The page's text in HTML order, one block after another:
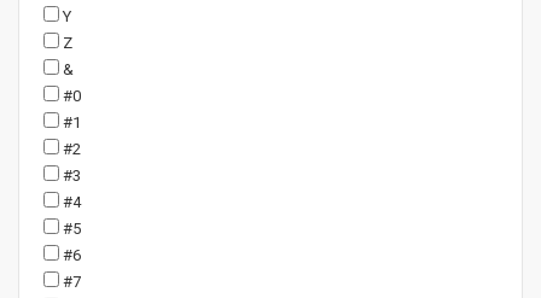
Y
Z
&
#0
#1
#2
#3
#4
#5
#6
#7